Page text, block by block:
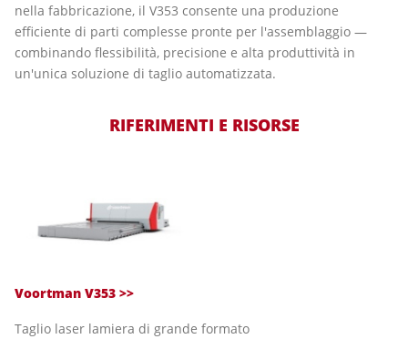
nella fabbricazione, il V353 consente una produzione
efficiente di parti complesse pronte per l'assemblaggio —
combinando flessibilità, precisione e alta produttività in
un'unica soluzione di taglio automatizzata.
RIFERIMENTI E RISORSE
Voortman V353 >>
Taglio laser lamiera di grande formato